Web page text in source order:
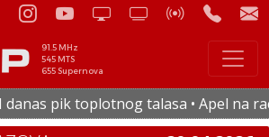
91.5 MHz
545 MTS
655 Supernova
pik toplotnog talasa • Apel na